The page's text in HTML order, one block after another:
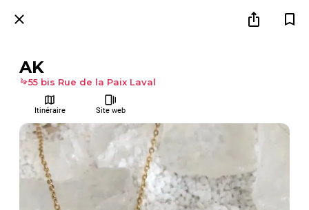
AK
55 bis Rue de la Paix Laval
Itinéraire Site web